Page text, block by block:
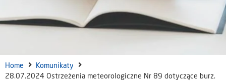
Home
Komunikaty
28.07.2024 Ostrzeżenia meteorologiczne Nr 89 dotyczące burz.